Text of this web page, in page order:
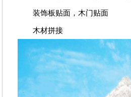
装饰板贴面，木门贴面
木材拼接